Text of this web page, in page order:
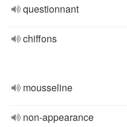
questionnant
chiffons
mousseline
non-appearance